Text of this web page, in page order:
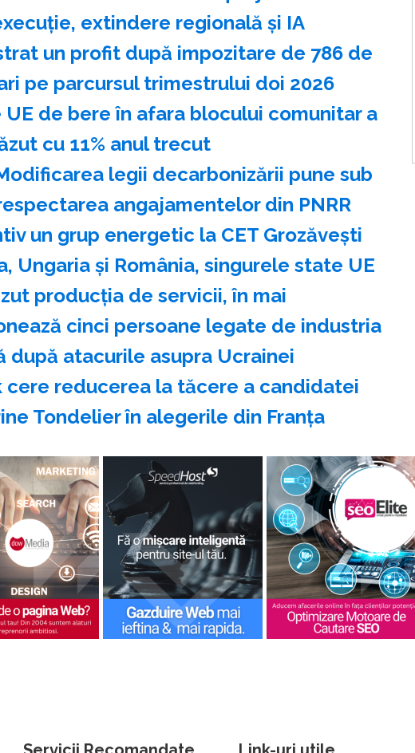
extindere regională şi IA
un profit după impozitare de 786 de
pe parcursul trimestrului doi 2026
de bere în afara blocului comunitar a
cu 11% anul trecut
legii decarbonizării pune sub
angajamentelor din PNRR
un grup energetic la CET Grozăveşti
Ungaria şi România, singurele state UE
producţia de servicii, în mai
cinci persoane legate de industria
după atacurile asupra Ucrainei
cere reducerea la tăcere a candidatei
Tondelier în alegerile din Franţa